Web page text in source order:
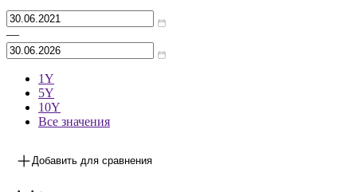
—
1Y
5Y
10Y
Все значения
Добавить для сравнения